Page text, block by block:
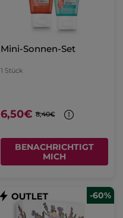
Mini-Sonnen-Set
1 Stück
6,50€ 8,40€
BENACHRICHTIGT
MICH
-60%